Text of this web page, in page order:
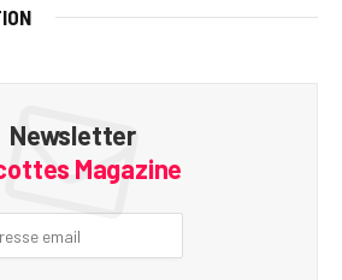
Newsletter
Magazine